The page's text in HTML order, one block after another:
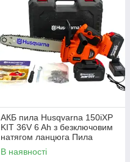
АКБ пила Husqvarna 150iXP
KIT 36V 6 Ah з безключовим
натягом ланцюга Пила
акумуляторна ланцюгова
Husqvarna
В наявності